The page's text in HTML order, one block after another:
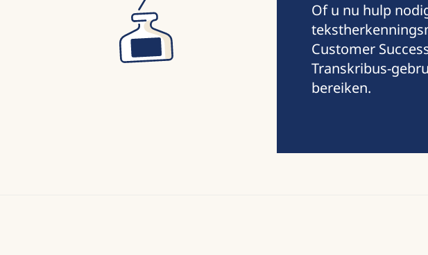
Of u nu hulp
Customer
Transkribus-
bereiken.